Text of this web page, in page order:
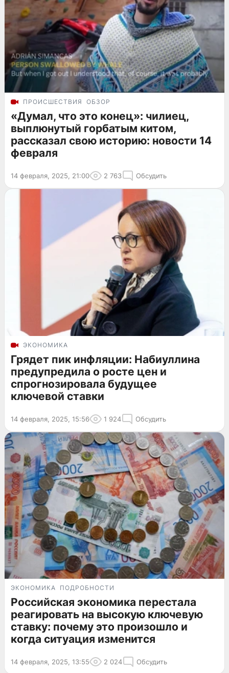
ПРОИСШЕСТВИЯ ОБЗОР
«Думал, что это конец»: чилиец,
выплюнутый горбатым китом,
рассказал свою историю: новости 14
февраля
14 февраля, 2025, 21:00 2 763 Обсудить
ЭКОНОМИКА
Грядет пик инфляции: Набиуллина
предупредила о росте цен и
спрогнозировала будущее
ключевой ставки
14 февраля, 2025, 15:56 1 924 Обсудить
ЭКОНОМИКА ПОДРОБНОСТИ
Российская экономика перестала
реагировать на высокую ключевую
ставку: почему это произошло и
когда ситуация изменится
14 февраля, 2025, 13:55 2 024 Обсудить